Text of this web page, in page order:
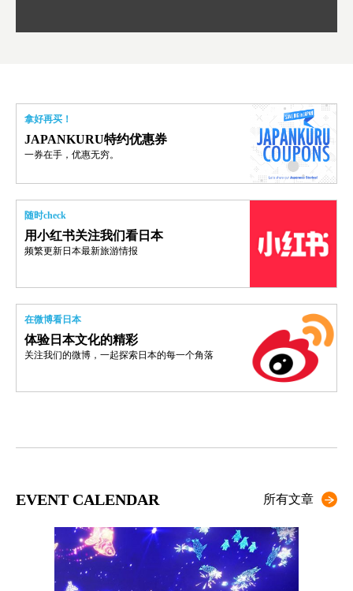
拿好再买！
JAPANKURU特约优惠券
一券在手，优惠无穷。
随时check
用小红书关注我们看日本
频繁更新日本最新旅游情报
在微博看日本
体验日本文化的精彩
关注我们的微博，一起探索日本的每一个角落
EVENT CALENDAR 所有文章